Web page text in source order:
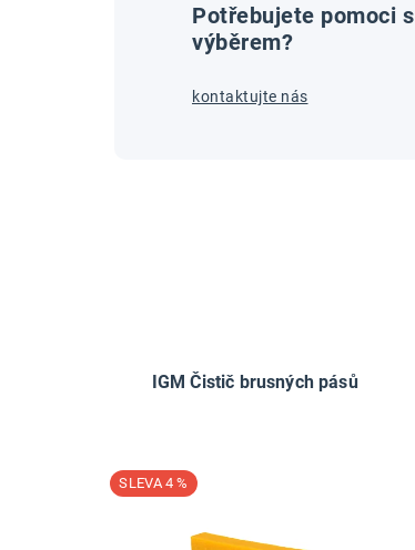
Potřebujete pomoci s
výběrem?
kontaktujte nás
IGM Čistič brusných pásů
4 %